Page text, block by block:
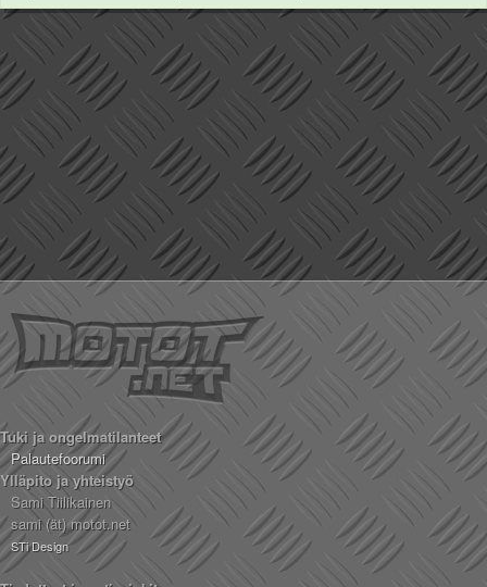
Tuki ja ongelmatilanteet
Palautefoorumi
Ylläpito ja yhteistyö
Sami Tiilikainen
sami (ät) motot.net
STi Design